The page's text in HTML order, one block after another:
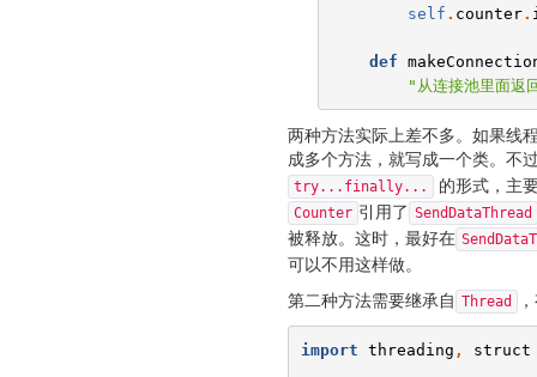
self . counter.
def
"从连接池里面返
两种方法实际上差不多。如果线
成多个方法，就写成一个类。不
try...finally... 的形式，主
Counter 引用了 SendDataThread
被释放。这时，最好在
可以不用这样做。
第二种方法需要继承自 Thread
import threading , struct